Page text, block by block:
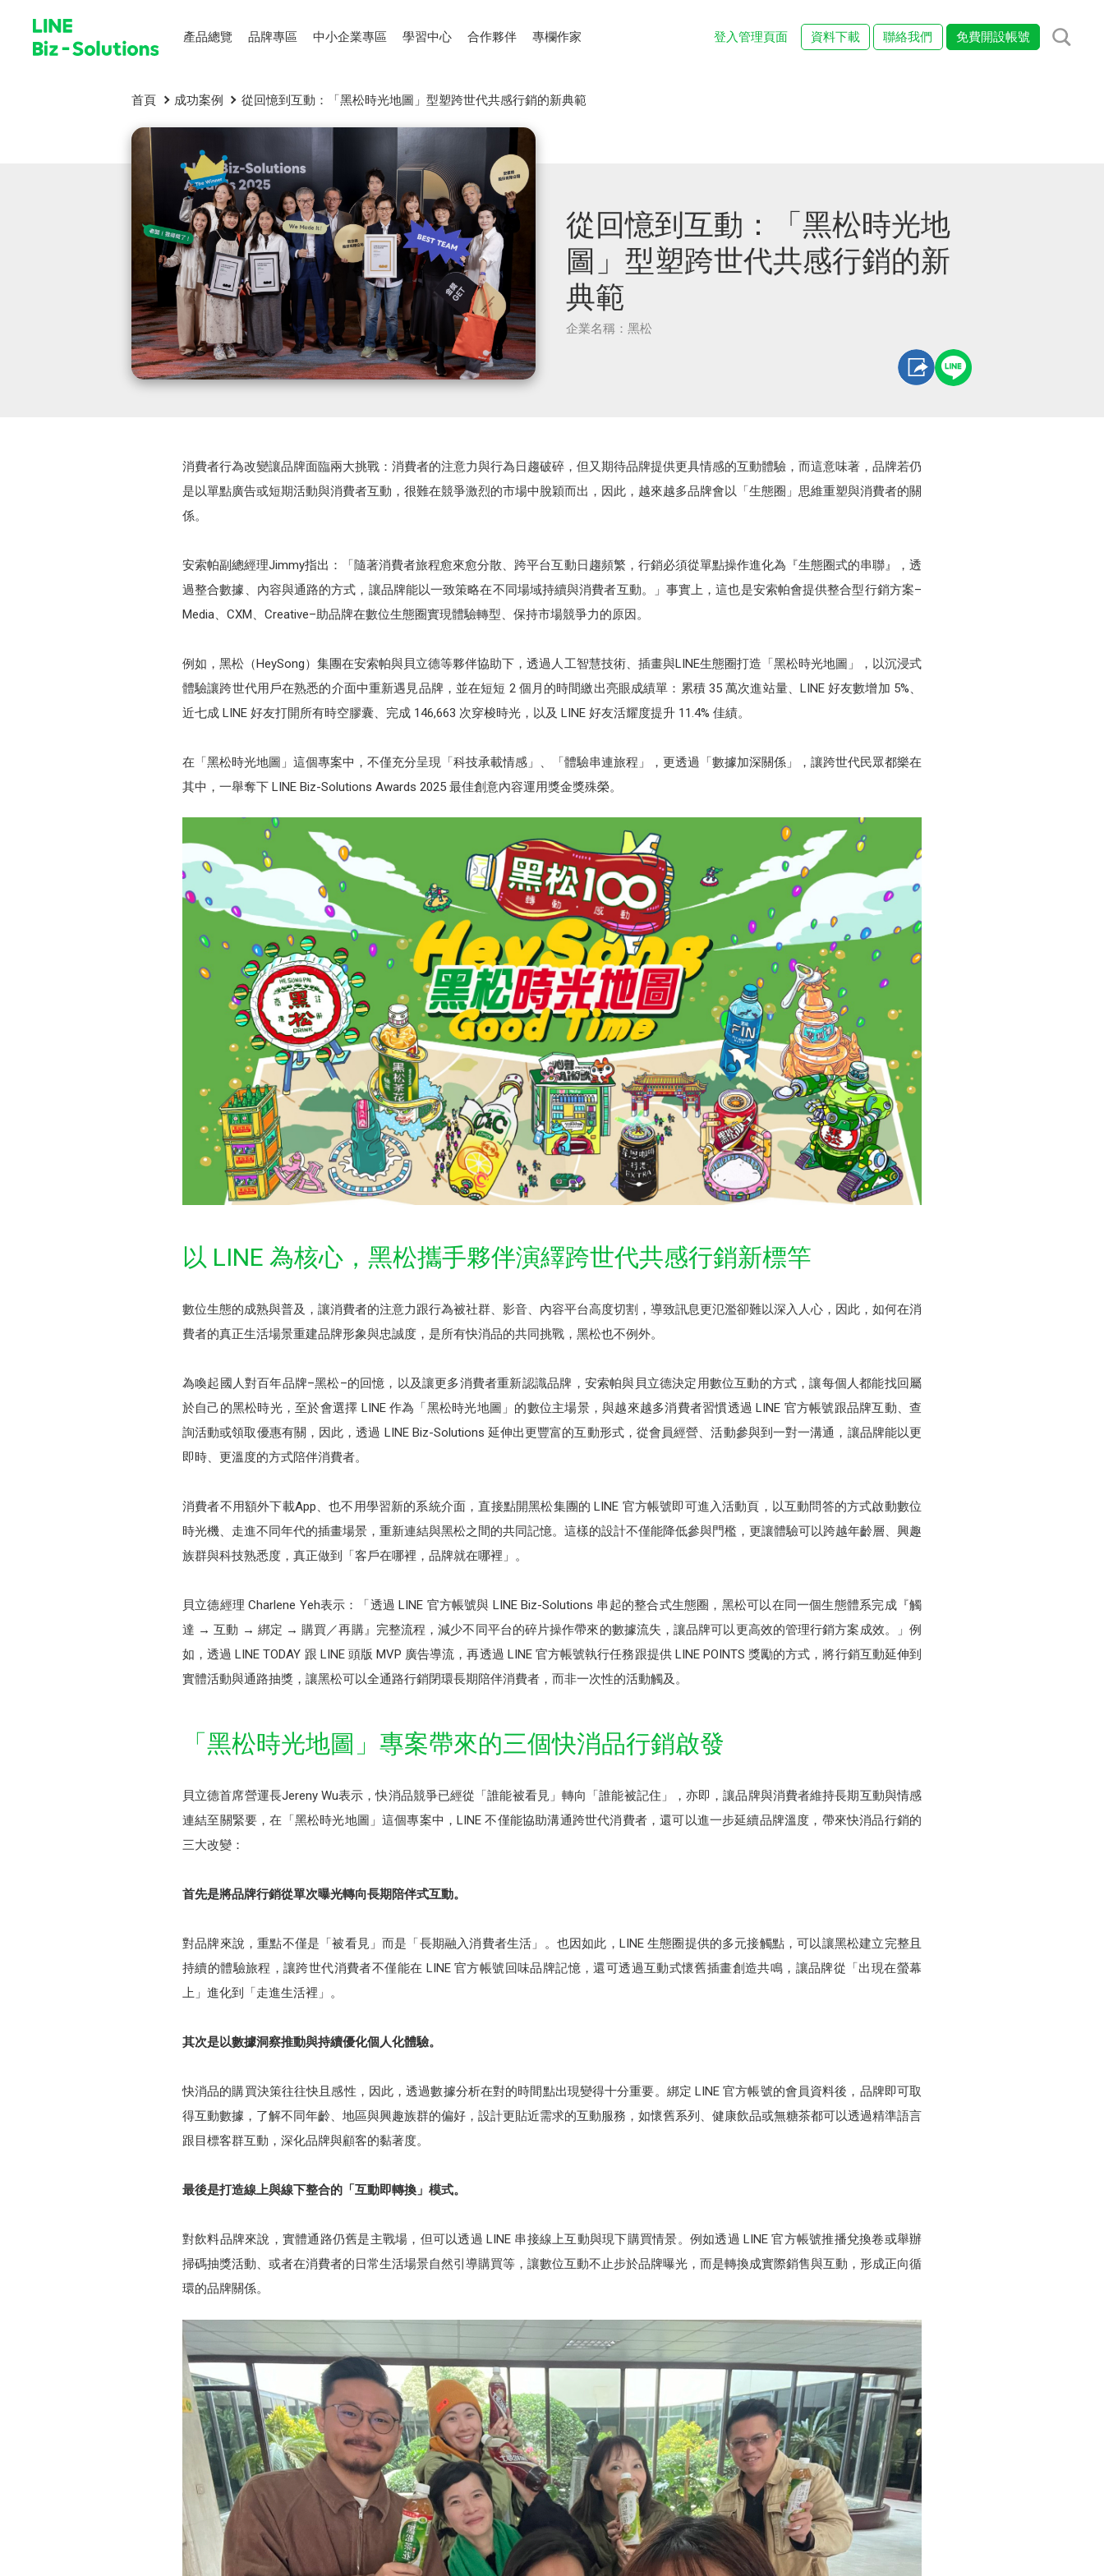
產品總覽 品牌專區 中小企業專區 學習中心 合作夥伴 專欄作家 登入管理頁面 資料下載 聯絡我們 免費開設帳號
首頁 成功案例 從回憶到互動：「黑松時光地圖」型塑跨世代共感行銷的新典範
從回憶到互動：「黑松時光地
圖」型塑跨世代共感行銷的新
典範
企業名稱：黑松
消費者行為改變讓品牌面臨兩大挑戰：消費者的注意力與行為日趨破碎，但又期待品牌提供更具情感的互動體驗，而這意味著，品牌若仍
是以單點廣告或短期活動與消費者互動，很難在競爭激烈的市場中脫穎而出，因此，越來越多品牌會以「生態圈」思維重塑與消費者的關
係。
安索帕副總經理Jimmy指出：「隨著消費者旅程愈來愈分散、跨平台互動日趨頻繁，行銷必須從單點操作進化為『生態圈式的串聯』，透
過整合數據、內容與通路的方式，讓品牌能以一致策略在不同場域持續與消費者互動。」事實上，這也是安索帕會提供整合型行銷方案–
Media、CXM、Creative–助品牌在數位生態圈實現體驗轉型、保持市場競爭力的原因。
例如，黑松（HeySong）集團在安索帕與貝立德等夥伴協助下，透過人工智慧技術、插畫與LINE生態圈打造「黑松時光地圖」，以沉浸式
體驗讓跨世代用戶在熟悉的介面中重新遇見品牌，並在短短 2 個月的時間繳出亮眼成績單：累積 35 萬次進站量、LINE 好友數增加 5%、
近七成 LINE 好友打開所有時空膠囊、完成 146,663 次穿梭時光，以及 LINE 好友活耀度提升 11.4% 佳績。
在「黑松時光地圖」這個專案中，不僅充分呈現「科技承載情感」、「體驗串連旅程」，更透過「數據加深關係」，讓跨世代民眾都樂在
其中，一舉奪下 LINE Biz-Solutions Awards 2025 最佳創意內容運用獎金獎殊榮。
以 LINE 為核心，黑松攜手夥伴演繹跨世代共感行銷新標竿
數位生態的成熟與普及，讓消費者的注意力跟行為被社群、影音、內容平台高度切割，導致訊息更氾濫卻難以深入人心，因此，如何在消
費者的真正生活場景重建品牌形象與忠誠度，是所有快消品的共同挑戰，黑松也不例外。
為喚起國人對百年品牌–黑松–的回憶，以及讓更多消費者重新認識品牌，安索帕與貝立德決定用數位互動的方式，讓每個人都能找回屬
於自己的黑松時光，至於會選擇 LINE 作為「黑松時光地圖」的數位主場景，與越來越多消費者習慣透過 LINE 官方帳號跟品牌互動、查
詢活動或領取優惠有關，因此，透過 LINE Biz-Solutions 延伸出更豐富的互動形式，從會員經營、活動參與到一對一溝通，讓品牌能以更
即時、更溫度的方式陪伴消費者。
消費者不用額外下載App、也不用學習新的系統介面，直接點開黑松集團的 LINE 官方帳號即可進入活動頁，以互動問答的方式啟動數位
時光機、走進不同年代的插畫場景，重新連結與黑松之間的共同記憶。這樣的設計不僅能降低參與門檻，更讓體驗可以跨越年齡層、興趣
族群與科技熟悉度，真正做到「客戶在哪裡，品牌就在哪裡」。
貝立德經理 Charlene Yeh表示：「透過 LINE 官方帳號與 LINE Biz-Solutions 串起的整合式生態圈，黑松可以在同一個生態體系完成『觸
達 → 互動 → 綁定 → 購買／再購』完整流程，減少不同平台的碎片操作帶來的數據流失，讓品牌可以更高效的管理行銷方案成效。」例
如，透過 LINE TODAY 跟 LINE 頭版 MVP 廣告導流，再透過 LINE 官方帳號執行任務跟提供 LINE POINTS 獎勵的方式，將行銷互動延伸到
實體活動與通路抽獎，讓黑松可以全通路行銷閉環長期陪伴消費者，而非一次性的活動觸及。
「黑松時光地圖」專案帶來的三個快消品行銷啟發
貝立德首席營運長Jereny Wu表示，快消品競爭已經從「誰能被看見」轉向「誰能被記住」，亦即，讓品牌與消費者維持長期互動與情感
連結至關緊要，在「黑松時光地圖」這個專案中，LINE 不僅能協助溝通跨世代消費者，還可以進一步延續品牌溫度，帶來快消品行銷的
三大改變：
首先是將品牌行銷從單次曝光轉向長期陪伴式互動。
對品牌來說，重點不僅是「被看見」而是「長期融入消費者生活」。也因如此，LINE 生態圈提供的多元接觸點，可以讓黑松建立完整且
持續的體驗旅程，讓跨世代消費者不僅能在 LINE 官方帳號回味品牌記憶，還可透過互動式懷舊插畫創造共鳴，讓品牌從「出現在螢幕
上」進化到「走進生活裡」。
其次是以數據洞察推動與持續優化個人化體驗。
快消品的購買決策往往快且感性，因此，透過數據分析在對的時間點出現變得十分重要。綁定 LINE 官方帳號的會員資料後，品牌即可取
得互動數據，了解不同年齡、地區與興趣族群的偏好，設計更貼近需求的互動服務，如懷舊系列、健康飲品或無糖茶都可以透過精準語言
跟目標客群互動，深化品牌與顧客的黏著度。
最後是打造線上與線下整合的「互動即轉換」模式。
對飲料品牌來說，實體通路仍舊是主戰場，但可以透過 LINE 串接線上互動與現下購買情景。例如透過 LINE 官方帳號推播兌換卷或舉辦
掃碼抽獎活動、或者在消費者的日常生活場景自然引導購買等，讓數位互動不止步於品牌曝光，而是轉換成實際銷售與互動，形成正向循
環的品牌關係。